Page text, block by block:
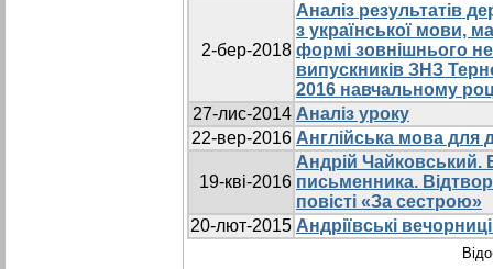
2-бер-2018
Аналіз результатів
з української мови,
формі зовнішнього
випускників ЗНЗ
2016 навчальному
27-лис-2014 Аналіз уроку
22-вер-2016 Англійська мова для
19-кві-2016
Андрій Чайковський.
письменника.
повісті «За сестрою»
20-лют-2015 Андріївські